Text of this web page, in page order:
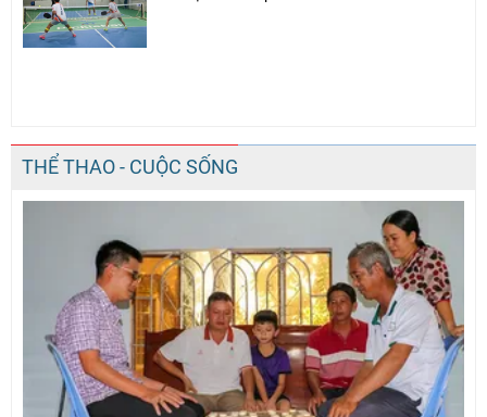
THỂ THAO - CUỘC SỐNG